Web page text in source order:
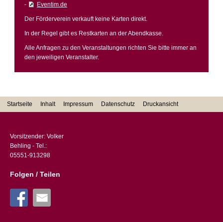
-
Eventim.de
Der Förderverein verkauft keine Karten direkt.
In der Regel gibt es Restkarten an der Abendkasse.
Alle Anfragen zu den Veranstaltungen richten Sie bitte immer an
den jeweiligen Veranstalter.
Startseite Inhalt Impressum Datenschutz Druckansicht
Vorsitzender: Volker
Behling - Tel.:
05551-913298
Folgen / Teilen